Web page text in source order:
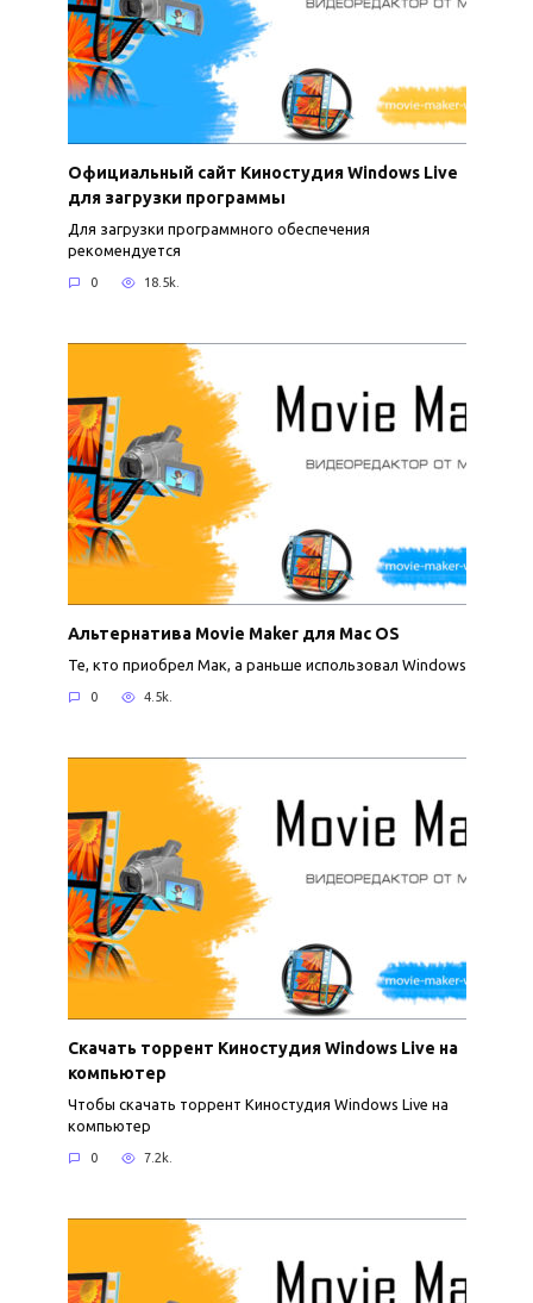
Официальный сайт Киностудия Windows Live
для загрузки программы
Для загрузки программного обеспечения
рекомендуется
0 18.5k.
Альтернатива Movie Maker для Mac OS
Те, кто приобрел Мак, а раньше использовал Windows
0 4.5k.
Скачать торрент Киностудия Windows Live на
компьютер
Чтобы скачать торрент Киностудия Windows Live на
компьютер
0 7.2k.